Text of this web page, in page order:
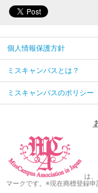
個人情報保護方針
ミスキャンパスとは？
ミスキャンパスのポリシー
は
マークです。※現在商標登録申